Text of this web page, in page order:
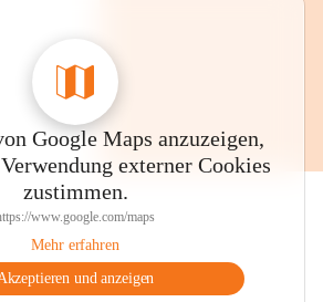
Google Maps anzuzeigen,
externer Cookies
zustimmen.
www.google.com/maps
Mehr erfahren
und anzeigen